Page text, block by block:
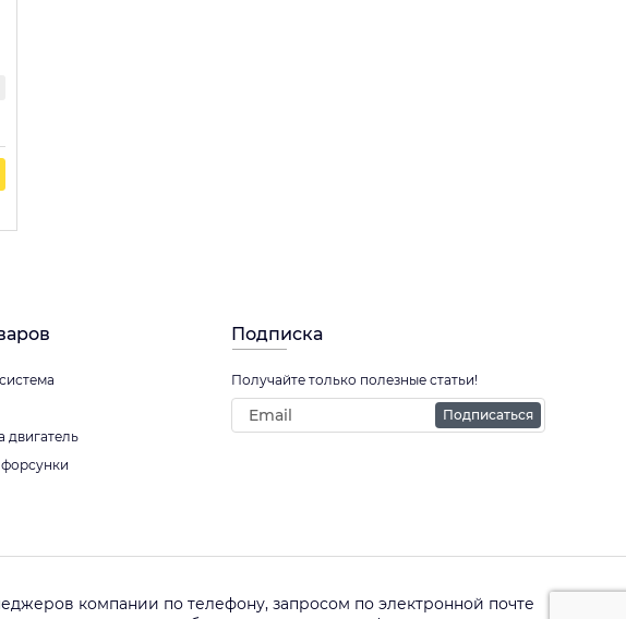
двигатель
Подписка
Получайте только полезные статьи!
Подписаться
компании по телефону, запросом по электронной почте